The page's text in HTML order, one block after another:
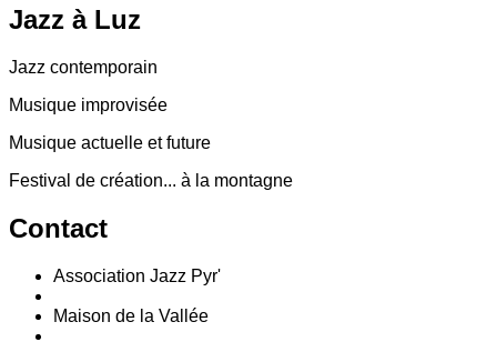
Jazz à Luz
Jazz contemporain
Musique improvisée
Musique actuelle et future
Festival de création... à la montagne
Contact
Association Jazz Pyr'
Maison de la Vallée